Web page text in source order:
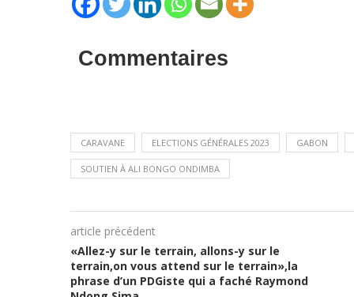
Commentaires
CARAVANE ELECTIONS GÉNÉRALES 2023 GABON
SOUTIEN À ALI BONGO ONDIMBA
article précédent
«Allez-y sur le terrain, allons-y sur le
terrain,on vous attend sur le terrain»,la
phrase d’un PDGiste qui a faché Raymond